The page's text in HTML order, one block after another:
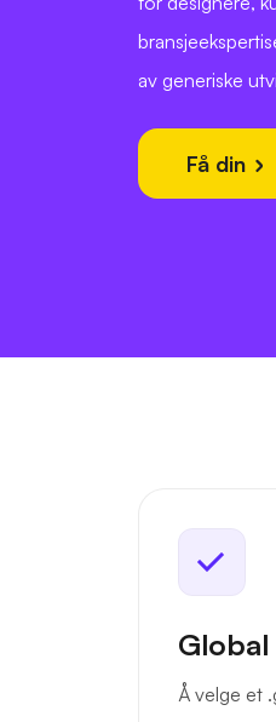
av generiske
Få din
Global
Å velge et